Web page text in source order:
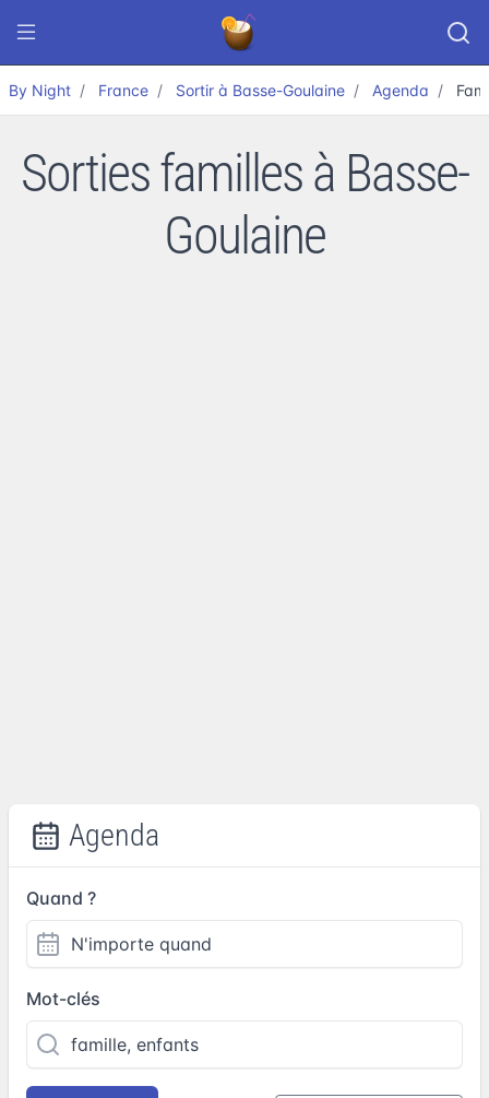
By Night France Sortir à Basse-Goulaine Agenda
Sorties familles à Basse-
Goulaine
Agenda
Quand ?
Mot-clés